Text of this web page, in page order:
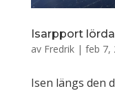
Isarpport
av Fredrik| feb 7,
Isen längs den